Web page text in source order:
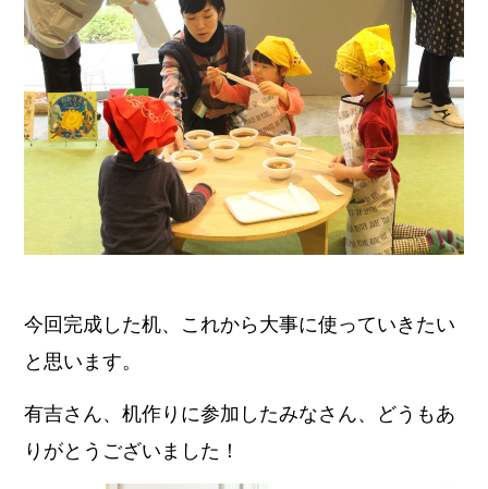
今回完成した机、これから大事に使っていきたい
と思います。
有吉さん、机作りに参加したみなさん、どうもあ
りがとうございました！